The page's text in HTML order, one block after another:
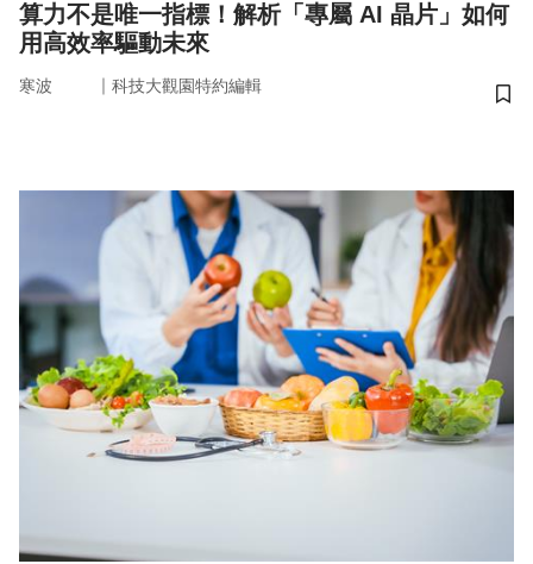
算力不是唯一指標！解析「專屬 AI 晶片」如何
用高效率驅動未來
寒波 ｜ 科技大觀園特約編輯
儲